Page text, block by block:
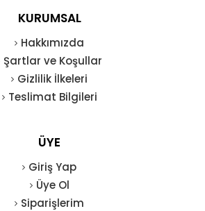
KURUMSAL
Hakkımızda
Şartlar ve Koşullar
Gizlilik İlkeleri
Teslimat Bilgileri
ÜYE
Giriş Yap
Üye Ol
Siparişlerim